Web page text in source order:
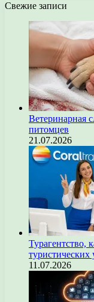
Свежие записи
Ветеринарная
питомцев
21.07.2026
Турагентство,
туристических
11.07.2026